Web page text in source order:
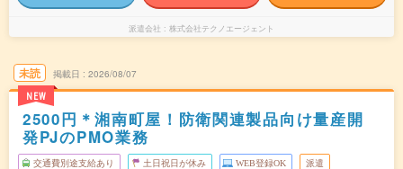
派遣会社 株式会社テクノエージェント
未読
NEW
掲載日 2026/08/07
2500円＊湘南町屋！防衛関連製品向け量産開
発PJのPMO業務
交通費別途支給あり 土日祝日が休み WEB登録OK 派遣